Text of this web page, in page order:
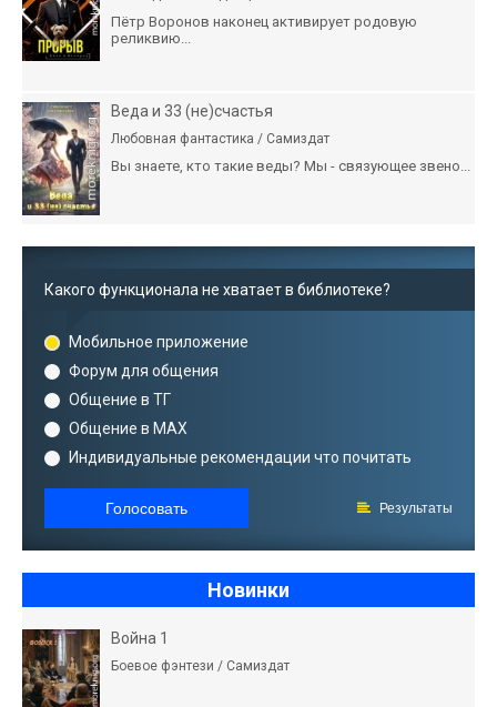
Пётр Воронов наконец активирует родовую
реликвию...
Веда и 33 (не)счастья
Любовная фантастика / Самиздат
Вы знаете, кто такие веды? Мы - связующее звено...
Какого функционала не хватает в библиотеке?
Мобильное приложение
Форум для общения
Общение в ТГ
Общение в MAX
Индивидуальные рекомендации что почитать
Голосовать Результаты
Новинки
Война 1
Боевое фэнтези / Самиздат